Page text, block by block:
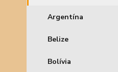
Argentína
Belize
Bolívia